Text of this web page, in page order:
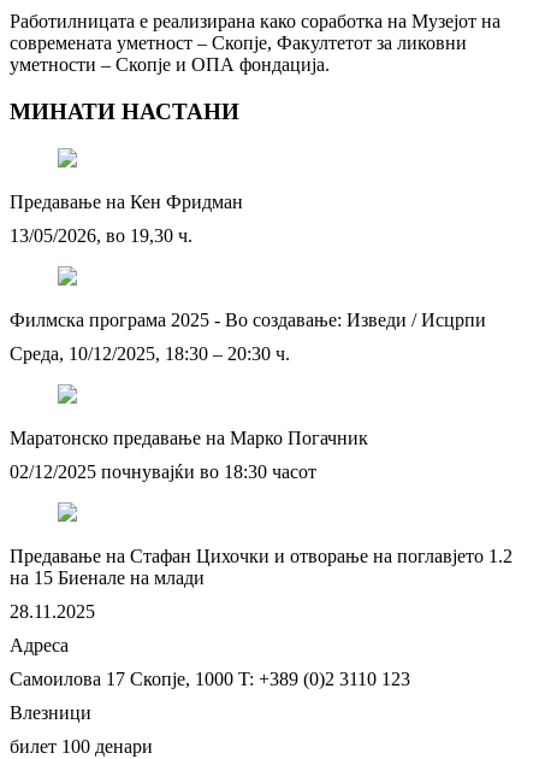
Работилницата е реализирана како соработка на Музејот на
современата уметност – Скопје, Факултетот за ликовни
уметности – Скопје и ОПА фондација.
МИНАТИ НАСТАНИ
Предавање на Кен Фридман
13/05/2026, во 19,30 ч.
Филмска програма 2025 - Во создавање: Изведи / Исцрпи
Среда, 10/12/2025, 18:30 – 20:30 ч.
Маратонско предавање на Марко Погачник
02/12/2025 почнувајќи во 18:30 часот
Предавање на Стафан Цихочки и отворање на поглавјето 1.2
на 15 Биенале на млади
28.11.2025
Адреса
Самоилова 17 Скопје, 1000 T: +389 (0)2 3110 123
Влезници
билет 100 денари